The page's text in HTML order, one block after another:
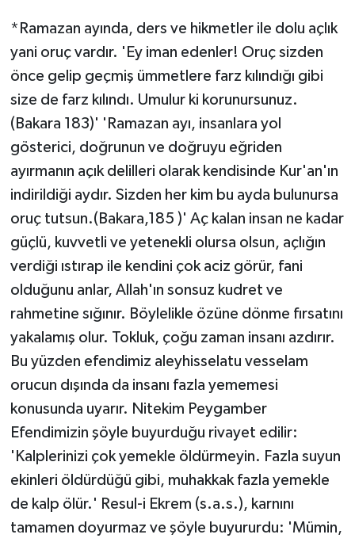
*Ramazan ayında, ders ve hikmetler ile dolu açlık
yani oruç vardır. 'Ey iman edenler! Oruç sizden
önce gelip geçmiş ümmetlere farz kılındığı gibi
size de farz kılındı. Umulur ki korunursunuz.
(Bakara 183)' 'Ramazan ayı, insanlara yol
gösterici, doğrunun ve doğruyu eğriden
ayırmanın açık delilleri olarak kendisinde Kur'an'ın
indirildiği aydır. Sizden her kim bu ayda bulunursa
oruç tutsun.(Bakara,185 )' Aç kalan insan ne kadar
güçlü, kuvvetli ve yetenekli olursa olsun, açlığın
verdiği ıstırap ile kendini çok aciz görür, fani
olduğunu anlar, Allah'ın sonsuz kudret ve
rahmetine sığınır. Böylelikle özüne dönme fırsatını
yakalamış olur. Tokluk, çoğu zaman insanı azdırır.
Bu yüzden efendimiz aleyhisselatu vesselam
orucun dışında da insanı fazla yememesi
konusunda uyarır. Nitekim Peygamber
Efendimizin şöyle buyurduğu rivayet edilir:
'Kalplerinizi çok yemekle öldürmeyin. Fazla suyun
ekinleri öldürdüğü gibi, muhakkak fazla yemekle
de kalp ölür.' Resul-i Ekrem (s.a.s.), karnını
tamamen doyurmaz ve şöyle buyururdu: 'Mümin,